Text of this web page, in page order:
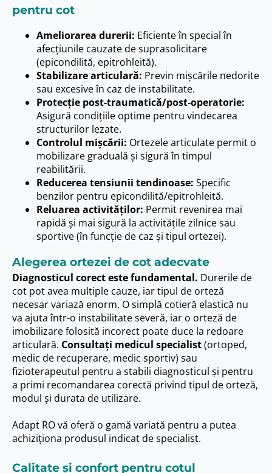
pentru cot
Ameliorarea durerii: Eficiente în special în
afecțiunile cauzate de suprasolicitare
(epicondilită, epitrohleită).
Stabilizare articulară: Previn mișcările nedorite
sau excesive în caz de instabilitate.
Protecție post-traumatică/post-operatorie:
Asigură condițiile optime pentru vindecarea
structurilor lezate.
Controlul mișcării: Ortezele articulate permit o
mobilizare graduală și sigură în timpul
reabilitării.
Reducerea tensiunii tendinoase: Specific
benzilor pentru epicondilită/epitrohleită.
Reluarea activităților: Permit revenirea mai
rapidă și mai sigură la activitățile zilnice sau
sportive (în funcție de caz și tipul ortezei).
Alegerea ortezei de cot adecvate
Diagnosticul corect este fundamental. Durerile de
cot pot avea multiple cauze, iar tipul de orteză
necesar variază enorm. O simplă cotieră elastică nu
va ajuta într-o instabilitate severă, iar o orteză de
imobilizare folosită incorect poate duce la redoare
articulară. Consultați medicul specialist(ortoped,
medic de recuperare, medic sportiv) sau
fizioterapeutul pentru a stabili diagnosticul și pentru
a primi recomandarea corectă privind tipul de orteză,
modul și durata de utilizare.
Adapt RO vă oferă o gamă variată pentru a putea
achiziționa produsul indicat de specialist.
Calitate și confort pentru cotul